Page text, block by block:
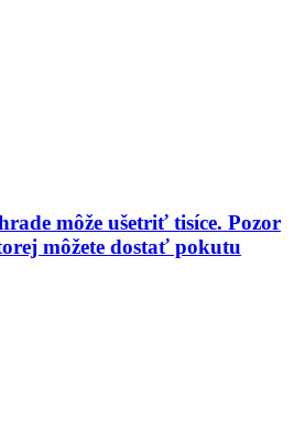
môže ušetriť tisíce. Pozor
môžete dostať pokutu